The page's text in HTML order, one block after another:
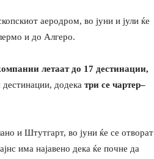
аеродром, во јуни и јули ќе
и до Алгеро.
летаат до 17 дестинации,
дестинации, додека три се чартер–
и Штутгарт, во јуни ќе се отворат
има најавено дека ќе почне да